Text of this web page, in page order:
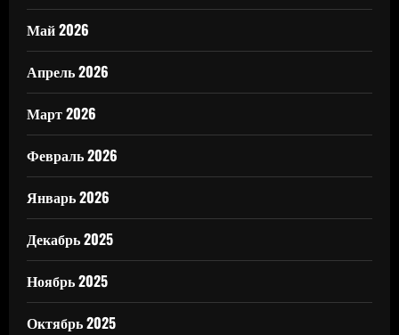
Май 2026
Апрель 2026
Март 2026
Февраль 2026
Январь 2026
Декабрь 2025
Ноябрь 2025
Октябрь 2025